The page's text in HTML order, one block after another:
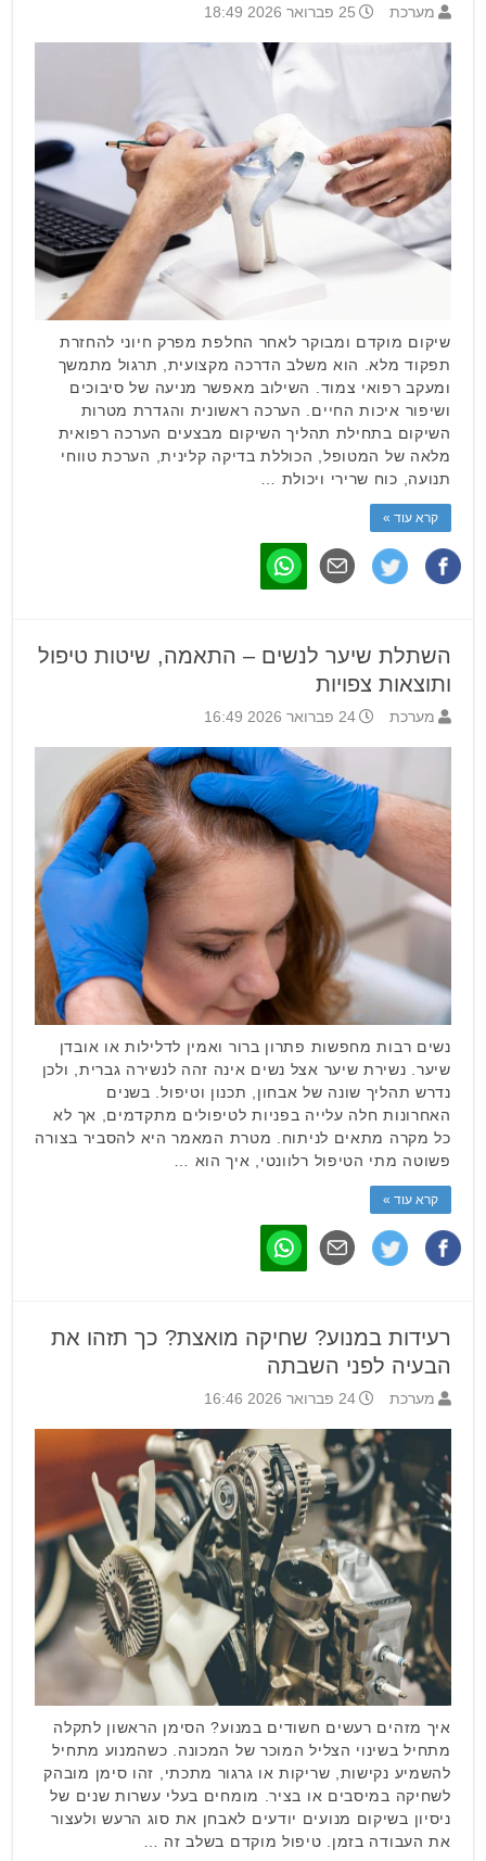
מערכת 25 פברואר 2026 18:49
שיקום מוקדם ומבוקר לאחר החלפת מפרק חיוני להחזרת
תפקוד מלא. הוא משלב הדרכה מקצועית, תרגול מתמשך
ומעקב רפואי צמוד. השילוב מאפשר מניעה של סיבוכים
ושיפור איכות החיים. הערכה ראשונית והגדרת מטרות
השיקום בתחילת תהליך השיקום מבצעים הערכה רפואית
מלאה של המטופל, הכוללת בדיקה קלינית, הערכת טווחי
תנועה, כוח שרירי ויכולת …
קרא עוד »
השתלת שיער לנשים – התאמה, שיטות טיפול
ותוצאות צפויות
מערכת 24 פברואר 2026 16:49
נשים רבות מחפשות פתרון ברור ואמין לדלילות או אובדן
שיער. נשירת שיער אצל נשים אינה זהה לנשירה גברית, ולכן
נדרש תהליך שונה של אבחון, תכנון וטיפול. בשנים
האחרונות חלה עלייה בפניות לטיפולים מתקדמים, אך לא
כל מקרה מתאים לניתוח. מטרת המאמר היא להסביר בצורה
פשוטה מתי הטיפול רלוונטי, איך הוא …
קרא עוד »
רעידות במנוע? שחיקה מואצת? כך תזהו את
הבעיה לפני השבתה
מערכת 24 פברואר 2026 16:46
איך מזהים רעשים חשודים במנוע? הסימן הראשון לתקלה
מתחיל בשינוי הצליל המוכר של המכונה. כשהמנוע מתחיל
להשמיע נקישות, שריקות או גרגור מתכתי, זהו סימן מובהק
לשחיקה במיסבים או בציר. מומחים בעלי עשרות שנים של
ניסיון בשיקום מנועים יודעים לאבחן את סוג הרעש ולעצור
את העבודה בזמן. טיפול מוקדם בשלב זה …